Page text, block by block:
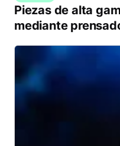
Piezas de alta
mediante